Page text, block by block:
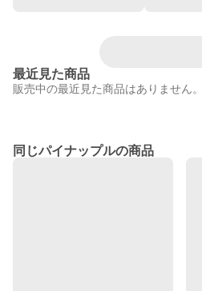
最近見た商品
販売中の最近見た商品はありません。
同じパイナップルの商品